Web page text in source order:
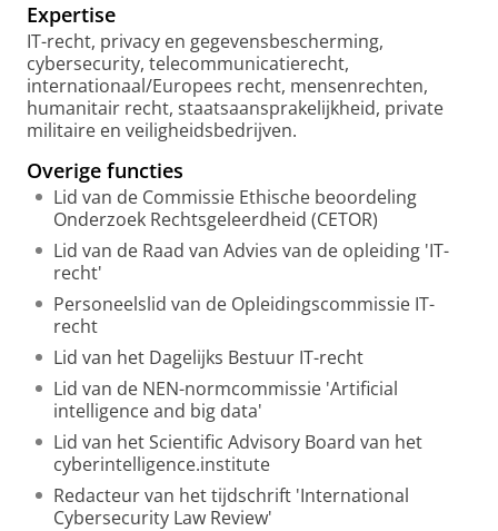
a
l
Expertise
IT-recht, privacy en gegevensbescherming,
cybersecurity, telecommunicatierecht,
internationaal/Europees recht, mensenrechten,
humanitair recht, staatsaansprakelijkheid, private
militaire en veiligheidsbedrijven.
Overige functies
Lid van de Commissie Ethische beoordeling
Onderzoek Rechtsgeleerdheid (CETOR)
Lid van de Raad van Advies van de opleiding 'IT-
recht'
Personeelslid van de Opleidingscommissie IT-
recht
Lid van het Dagelijks Bestuur IT-recht
Lid van de NEN-normcommissie 'Artificial
intelligence and big data'
Lid van het Scientific Advisory Board van het
cyberintelligence.institute
Redacteur van het tijdschrift 'International
Cybersecurity Law Review'